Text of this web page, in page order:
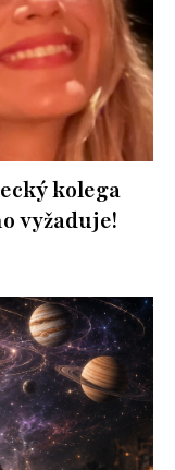
kolega
vyžaduje!